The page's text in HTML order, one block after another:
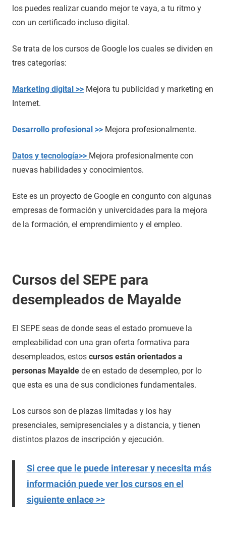
los puedes realizar cuando mejor te vaya, a tu ritmo y
con un certificado incluso digital.
Se trata de los cursos de Google los cuales se dividen en
tres categorías:
Marketing digital >> Mejora tu publicidad y marketing en
Internet.
Desarrollo profesional >> Mejora profesionalmente.
Datos y tecnología>> Mejora profesionalmente con
nuevas habilidades y conocimientos.
Este es un proyecto de Google en congunto con algunas
empresas de formación y univercidades para la mejora
de la formación, el emprendimiento y el empleo.
Cursos del SEPE para
desempleados de Mayalde
El SEPE seas de donde seas el estado promueve la
empleabilidad con una gran oferta formativa para
desempleados, estos cursos están orientados a
personas Mayalde de en estado de desempleo, por lo
que esta es una de sus condiciones fundamentales.
Los cursos son de plazas limitadas y los hay
presenciales, semipresenciales y a distancia, y tienen
distintos plazos de inscripción y ejecución.
Si cree que le puede interesar y necesita más
información puede ver los cursos en el
siguiente enlace >>